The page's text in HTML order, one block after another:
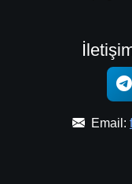
Email: